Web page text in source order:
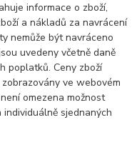
informace o zboží,
a nákladů za navrácení
nemůže být navráceno
uvedeny včetně daně
poplatků. Ceny zboží
ve webovém
omezena možnost
sjednaných